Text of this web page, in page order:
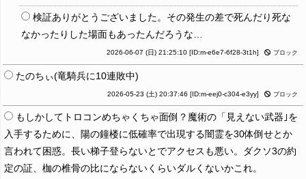
検証ありがとうございました。その発生の差で死んだり死な
なかったりした場面もあったんだろうな…
2026-06-07 (日) 21:25:10 [ID:m-e6e7-6f28-3t1h] ブロック
たのちぃ(竜騎兵に10連敗中)
2026-05-23 (土) 20:37:46 [ID:m-eej0-c304-e3yy] ブロック
もしかしてトロコンめちゃくちゃ面倒？魔術の「見えない武器｣を
入手するために、陽の鐘楼に低確率で出現する闇霊を30体倒せとか
言われて困惑。長い梯子登らないとでアクセスも悪い。ダクソ3の約
定の証、枷の椎骨の比にならないくらいダルくないかこれ。